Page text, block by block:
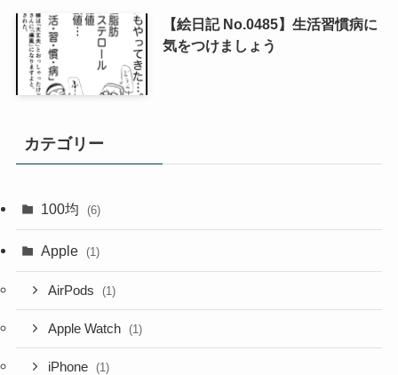
【絵日記 No.0485】生活習慣病に
気をつけましょう
カテゴリー
100均 (6)
Apple (1)
AirPods (1)
Apple Watch (1)
iPhone (1)